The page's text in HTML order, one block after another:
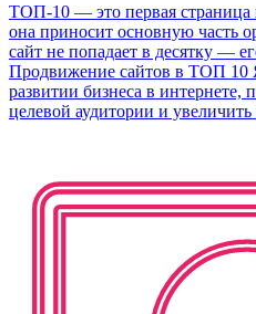
ТОП-10 — это первая
она приносит основную часть
сайт не попадает в десятку —
Продвижение сайтов в ТОП
развитии бизнеса в
целевой аудитории и